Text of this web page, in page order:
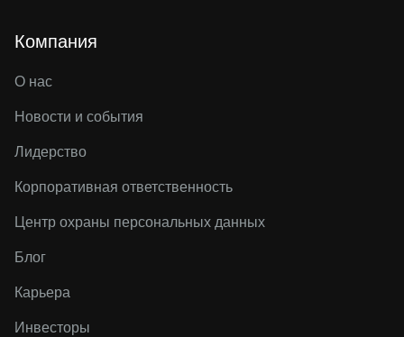
Компания
О нас
Новости и события
Лидерство
Корпоративная ответственность
Центр охраны персональных данных
Блог
Карьера
Инвесторы